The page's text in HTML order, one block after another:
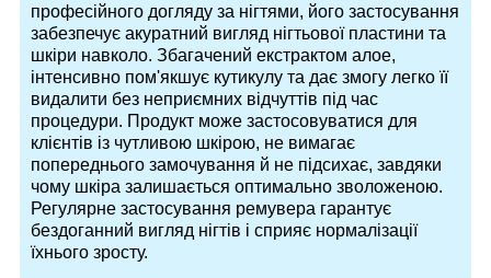
професійного догляду за нігтями, його застосування
забезпечує акуратний вигляд нігтьової пластини та
шкіри навколо. Збагачений екстрактом алое,
інтенсивно пом'якшує кутикулу та дає змогу легко її
видалити без неприємних відчуттів під час
процедури. Продукт може застосовуватися для
клієнтів із чутливою шкірою, не вимагає
попереднього замочування й не підсихає, завдяки
чому шкіра залишається оптимально зволоженою.
Регулярне застосування ремувера гарантує
бездоганний вигляд нігтів і сприяє нормалізації
їхнього зросту.